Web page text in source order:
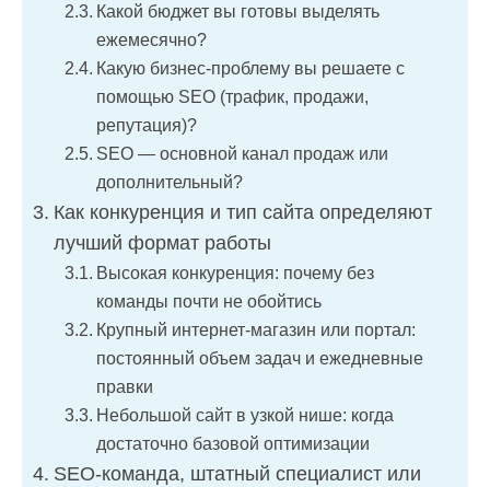
Какой бюджет вы готовы выделять
ежемесячно?
Какую бизнес-проблему вы решаете с
помощью SEO (трафик, продажи,
репутация)?
SEO — основной канал продаж или
дополнительный?
Как конкуренция и тип сайта определяют
лучший формат работы
Высокая конкуренция: почему без
команды почти не обойтись
Крупный интернет-магазин или портал:
постоянный объем задач и ежедневные
правки
Небольшой сайт в узкой нише: когда
достаточно базовой оптимизации
SEO-команда, штатный специалист или